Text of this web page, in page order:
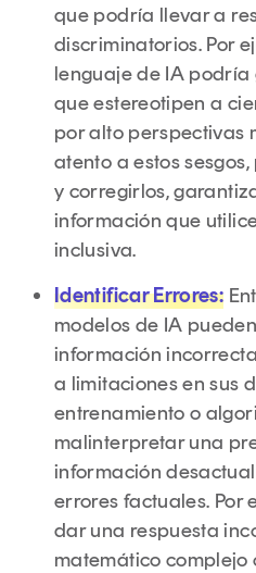
que podría llevar a
discriminatorios. Por
lenguaje de IA podría
que estereotipen a
por alto perspectivas
atento a estos
y corregirlos,
información que
inclusiva.
Identificar Errores:
modelos de IA
información
a limitaciones en sus
entrenamiento o
malinterpretar una
información
errores factuales. Por
dar una respuesta
matemático complejo